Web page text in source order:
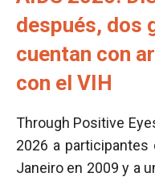
después, dos
cuentan con
con el VIH
Through Positive
2026 a participantes
Janeiro en 2009 y a